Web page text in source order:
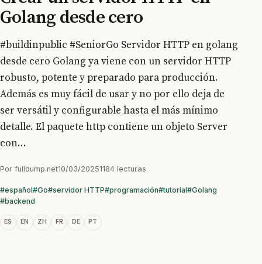
Golang desde cero
#buildinpublic #SeniorGo Servidor HTTP en golang
desde cero Golang ya viene con un servidor HTTP
robusto, potente y preparado para producción.
Además es muy fácil de usar y no por ello deja de
ser versátil y configurable hasta el más mínimo
detalle. El paquete http contiene un objeto Server
con...
Por fulldump.net10/03/20251184 lecturas
#español#Go#servidor HTTP#programación#tutorial#Golang
#backend
ES EN ZH FR DE PT